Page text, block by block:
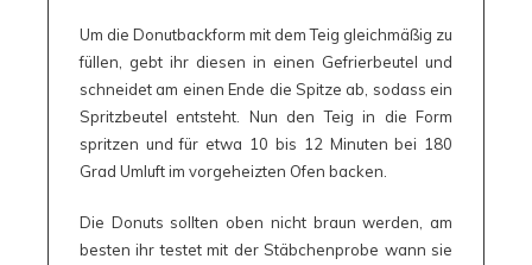
Um die Donutbackform mit dem Teig gleichmäßig zu
füllen, gebt ihr diesen in einen Gefrierbeutel und
schneidet am einen Ende die Spitze ab, sodass ein
Spritzbeutel entsteht. Nun den Teig in die Form
spritzen und für etwa 10 bis 12 Minuten bei 180
Grad Umluft im vorgeheizten Ofen backen.
Die Donuts sollten oben nicht braun werden, am
besten ihr testet mit der Stäbchenprobe wann sie